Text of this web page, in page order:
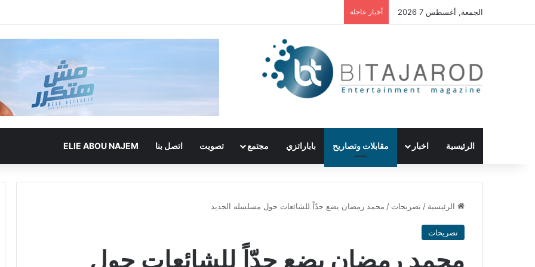
الجمعة, أغسطس 7 2026 أخبار عاجلة
الرئيسية اخبار مقابلات وتصاريح باباراتزي مجتمع تصويت اتصل بنا ELIE ABOU NAJEM
الرئيسية / تصريحات / محمد رمضان يضع حدّاً للشائعات حول مسلسله الجديد
تصريحات
محمد رمضان يضع حدّاً للشائعات حول